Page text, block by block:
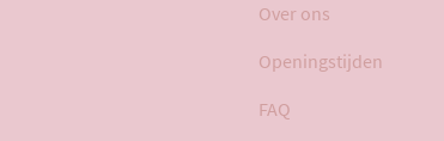
Over ons
Openingstijden
FAQ